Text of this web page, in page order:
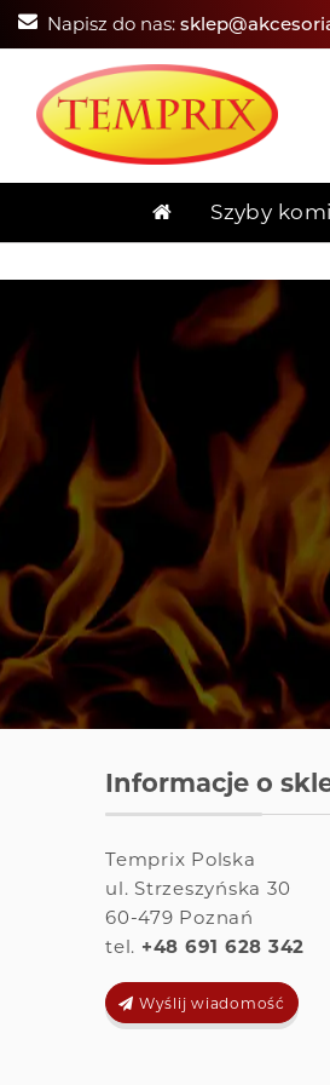
Napisz do nas:
Szyby
Informacje o
Temprix Polska
ul. Strzeszyńska 30
60-479 Poznań
tel. +48 691 628 342
Wyślij wiadomość